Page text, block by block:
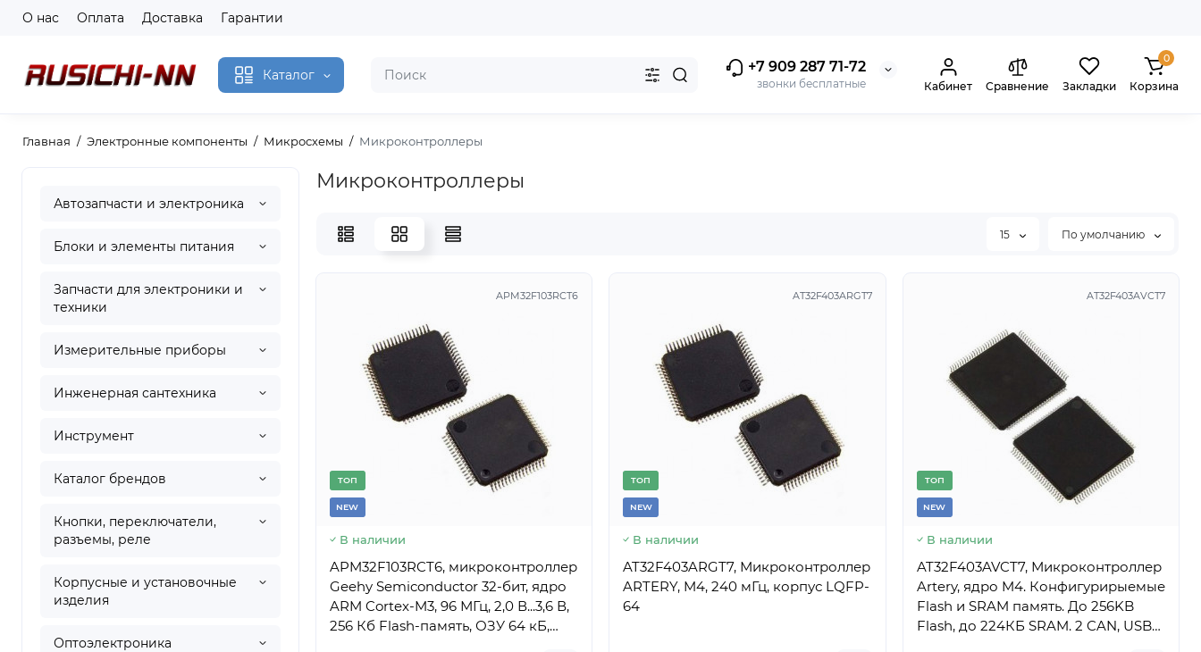
О нас Оплата Доставка Гарантии
Каталог +7 909 287 71-72
звонки бесплатные Кабинет Сравнение Закладки
0
Корзина
Главная Электронные компоненты Микросхемы Микроконтроллеры
Автозапчасти и электроника
Блоки и элементы питания
Запчасти для электроники и
техники
Измерительные приборы
Инженерная сантехника
Инструмент
Каталог брендов
Кнопки, переключатели,
разъемы, реле
Корпусные и установочные
изделия
Оптоэлектроника
Микроконтроллеры
15 По умолчанию
APM32F103RCT6
TОП
NEW
В наличии
APM32F103RCT6, микроконтроллер
Geehy Semiconductor 32-бит, ядро
ARM Cortex-M3, 96 МГц, 2,0 В...3,6 В,
256 Кб Flash-память, ОЗУ 64 кБ,
AT32F403ARGT7
TОП
NEW
В наличии
AT32F403ARGT7, Микроконтроллер
ARTERY, M4, 240 мГц, корпус LQFP-
64
AT32F403AVCT7
TОП
NEW
В наличии
AT32F403AVCT7, Микроконтроллер
Artery, ядро M4. Конфигурирыемые
Flash и SRAM память. До 256KB
Flash, до 224КБ SRAM. 2 CAN, USB